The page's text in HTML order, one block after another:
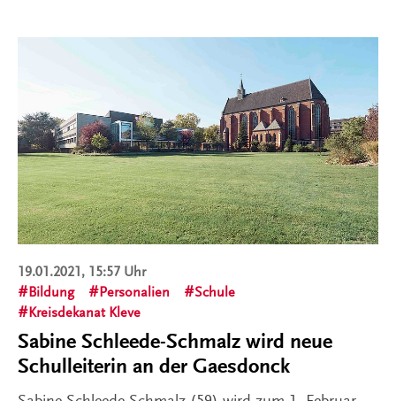
19.01.2021, 15:57 Uhr
Bildung
Personalien
Schule
Kreisdekanat Kleve
Sabine Schleede-Schmalz wird neue
Schulleiterin an der Gaesdonck